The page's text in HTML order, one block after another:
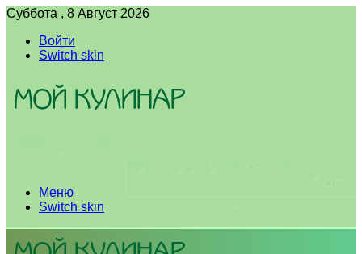
Суббота , 8 Август 2026
Войти
Switch skin
Меню
Switch skin